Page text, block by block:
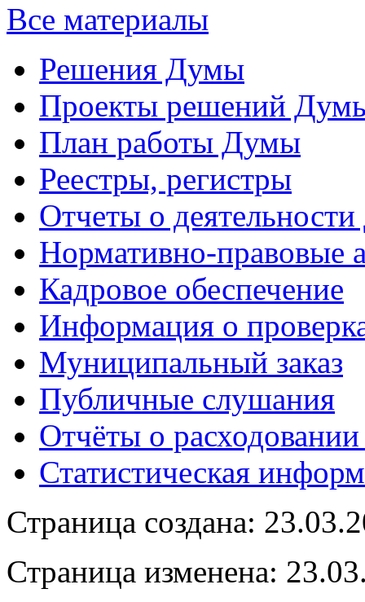
Все материалы
Решения Думы
Проекты решений
План работы Думы
Реестры, регистры
Отчеты о
Нормативно-правовые
Кадровое обеспечение
Информация о
Муниципальный заказ
Публичные слушания
Отчёты о
Статистическая
Страница создана:
Страница изменена: